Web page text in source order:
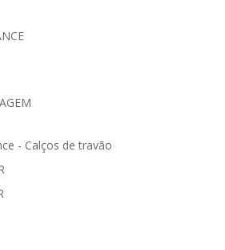
- Calços de travão